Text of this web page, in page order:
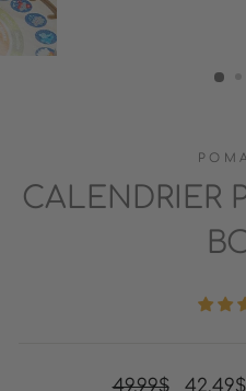
CALENDRIER
Prix
49.99$
Prix
42.49$